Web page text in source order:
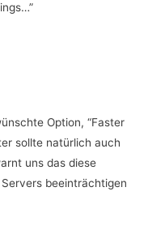
Option, “Faster
sollte natürlich auch
uns das diese
beeinträchtigen